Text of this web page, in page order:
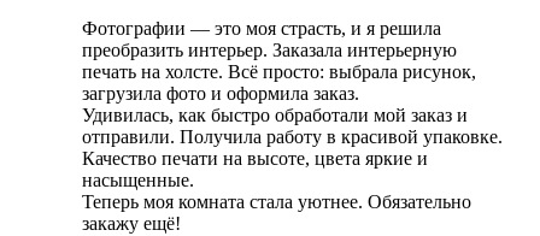
Фотографии — это моя страсть, и я решила
преобразить интерьер. Заказала интерьерную
печать на холсте. Всё просто: выбрала рисунок,
загрузила фото и оформила заказ.
Удивилась, как быстро обработали мой заказ и
отправили. Получила работу в красивой упаковке.
Качество печати на высоте, цвета яркие и
насыщенные.
Теперь моя комната стала уютнее. Обязательно
закажу ещё!